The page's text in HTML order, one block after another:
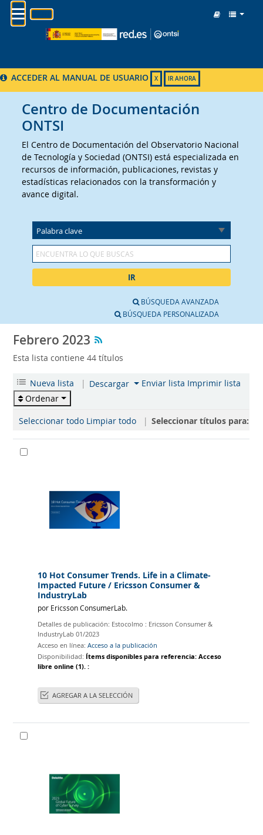
MENU
ACCEDER AL MANUAL DE USUARIO X IR AHORA
Centro de Documentación
ONTSI
El Centro de Documentación del Observatorio Nacional
de Tecnología y Sociedad (ONTSI) está especializada en
recursos de información, publicaciones, revistas y
estadísticas relacionados con la transformación y
avance digital.
Palabra clave
IR
BÚSQUEDA AVANZADA
BÚSQUEDA PERSONALIZADA
Febrero 2023
Esta lista contiene 44 títulos
Nueva lista | Descargar Enviar lista Imprimir lista
Ordenar
Seleccionar todo Limpiar todo | Seleccionar títulos para:
10 Hot Consumer Trends. Life in a Climate-
Impacted Future/ Ericsson Consumer &
IndustryLab
por Ericsson ConsumerLab.
Detalles de publicación: Estocolmo : Ericsson Consumer &
IndustryLab 01/2023
Acceso en línea:Acceso a la publicación
Disponibilidad: Ítems disponibles para referencia:Acceso
libre online (1).:
AGREGAR A LA SELECCIÓN